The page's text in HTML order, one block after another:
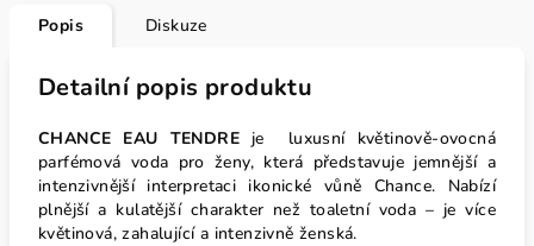
Popis Diskuze
Detailní popis produktu
CHANCE EAU TENDRE je luxusní květinově-ovocná
parfémová voda pro ženy, která představuje jemnější a
intenzivnější interpretaci ikonické vůně Chance. Nabízí
plnější a kulatější charakter než toaletní voda – je více
květinová, zahalující a intenzivně ženská.